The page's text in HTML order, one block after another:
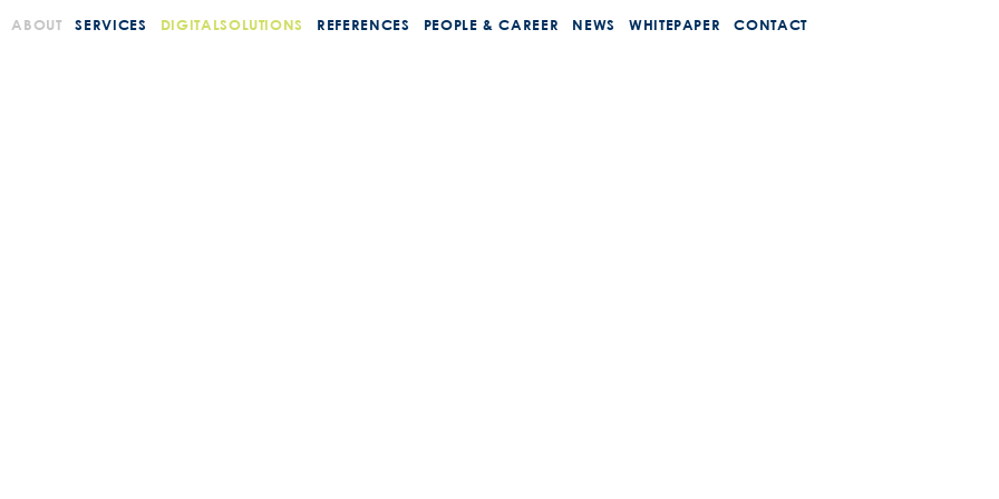
ABOUT SERVICES DIGITALSOLUTIONS REFERENCES PEOPLE & CAREER NEWS WHITEPAPER CONTACT